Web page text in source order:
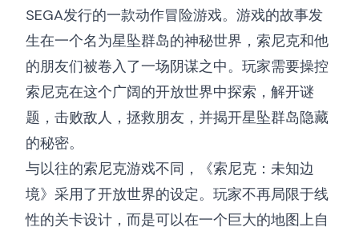
SEGA发行的一款动作冒险游戏。游戏的故事发
生在一个名为星坠群岛的神秘世界，索尼克和他
的朋友们被卷入了一场阴谋之中。玩家需要操控
索尼克在这个广阔的开放世界中探索，解开谜
题，击败敌人，拯救朋友，并揭开星坠群岛隐藏
的秘密。
与以往的索尼克游戏不同，《索尼克：未知边
境》采用了开放世界的设定。玩家不再局限于线
性的关卡设计，而是可以在一个巨大的地图上自